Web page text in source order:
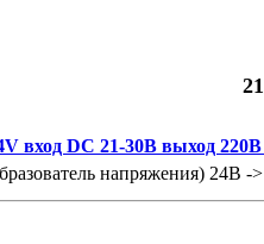
вход DC 21-30В выход
напряжения) 24В